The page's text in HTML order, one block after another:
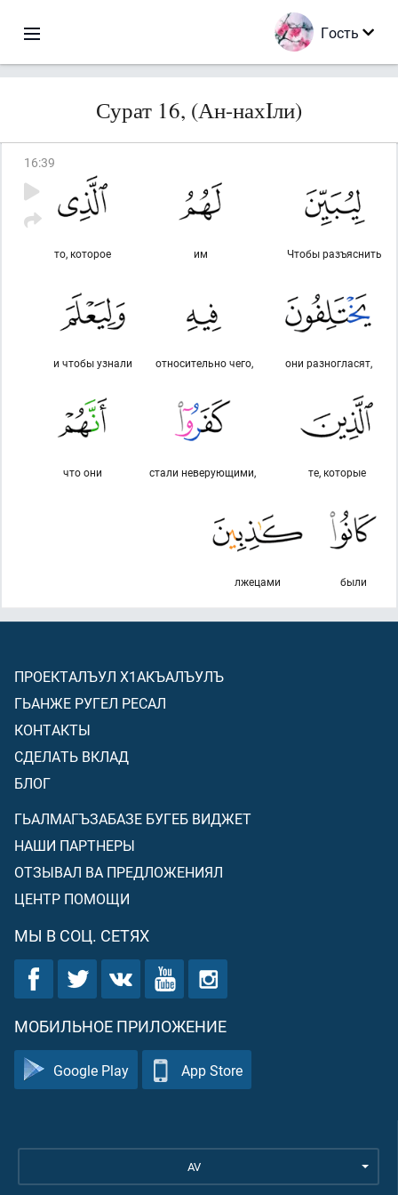
Гость
Сурат 16, (Ан-нахIли)
16:39
Чтобы разъяснить
им
то, которое
они разногласят,
относительно чего,
и чтобы узнали
те, которые
стали неверующими,
что они
были
лжецами
ПРОЕКТАЛЪУЛ Х1АКЪАЛЪУЛЪ
ГЬАНЖЕ РУГЕЛ РЕСАЛ
КОНТАКТЫ
СДЕЛАТЬ ВКЛАД
БЛОГ
ГЬАЛМАГЪЗАБАЗЕ БУГЕБ ВИДЖЕТ
НАШИ ПАРТНЕРЫ
ОТЗЫВАЛ ВА ПРЕДЛОЖЕНИЯЛ
ЦЕНТР ПОМОЩИ
МЫ В СОЦ. СЕТЯХ
МОБИЛЬНОЕ ПРИЛОЖЕНИЕ
Google Play App Store
AV